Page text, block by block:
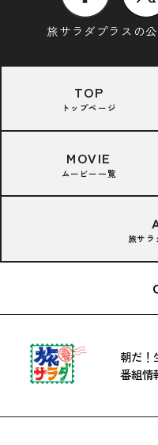
旅サラダプラスの
TOP
トップページ
MOVIE
ムービー一覧
旅サラ
朝だ！
番組情